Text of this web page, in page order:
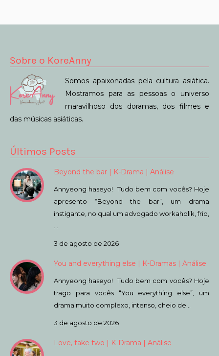
Sobre o KoreAnny
Somos apaixonadas pela cultura asiática.
Mostramos para as pessoas o universo
maravilhoso dos doramas, dos filmes e
das músicas asiáticas.
Últimos Posts
Beyond the bar | K-Drama | Análise
Annyeong haseyo! Tudo bem com vocês? Hoje
apresento “Beyond the bar”, um drama
instigante, no qual um advogado workaholik, frio,
…
3 de agosto de 2026
You and everything else | K-Dramas | Análise
Annyeong haseyo! Tudo bem com vocês? Hoje
trago para vocês “You everything else”, um
drama muito complexo, intenso, cheio de…
3 de agosto de 2026
Love, take two | K-Drama | Análise